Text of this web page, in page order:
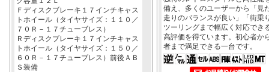
Ｆディスクブレーキ１７インチキャス
トホイール（タイヤサイズ：１１０／
７０Ｒ－１７チューブレス）
Ｒディスクブレーキ１７インチキャス
トホイール（タイヤサイズ：１５０／
６０Ｒ－１７チューブレス）前後ＡＢ
Ｓ装備
備え、多くのユーザーから「見
走りのバランスが良い」「街乗
ツーリングまで幅広く対応でき
高評価を得ています。初心者か
者まで満足できる一台です。